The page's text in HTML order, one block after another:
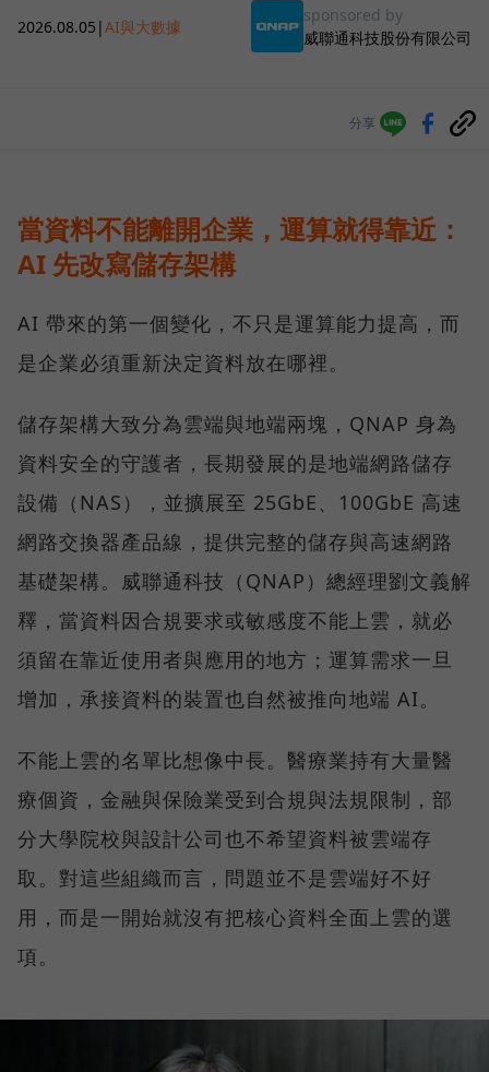
2026.08.05 |AI與大數據
sponsored by
威聯通科技股份有限公司
分享
當資料不能離開企業，運算就得靠近：
AI 先改寫儲存架構
AI 帶來的第一個變化，不只是運算能力提高，而
是企業必須重新決定資料放在哪裡。
儲存架構大致分為雲端與地端兩塊，QNAP 身為
資料安全的守護者，長期發展的是地端網路儲存
設備（NAS），並擴展至 25GbE、100GbE 高速
網路交換器產品線，提供完整的儲存與高速網路
基礎架構。威聯通科技（QNAP）總經理劉文義解
釋，當資料因合規要求或敏感度不能上雲，就必
須留在靠近使用者與應用的地方；運算需求一旦
增加，承接資料的裝置也自然被推向地端 AI。
不能上雲的名單比想像中長。醫療業持有大量醫
療個資，金融與保險業受到合規與法規限制，部
分大學院校與設計公司也不希望資料被雲端存
取。對這些組織而言，問題並不是雲端好不好
用，而是一開始就沒有把核心資料全面上雲的選
項。